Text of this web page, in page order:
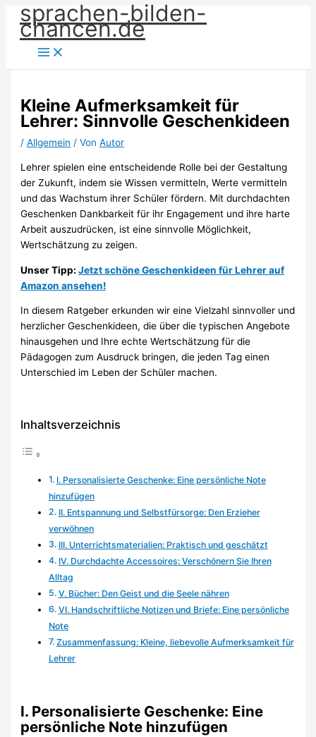
Zum
Inhalt
springen
sprachen-bilden-
chancen.de
Kleine Aufmerksamkeit für
Lehrer: Sinnvolle Geschenkideen
/Allgemein / VonAutor
Lehrer spielen eine entscheidende Rolle bei der Gestaltung
der Zukunft, indem sie Wissen vermitteln, Werte vermitteln
und das Wachstum ihrer Schüler fördern. Mit durchdachten
Geschenken Dankbarkeit für ihr Engagement und ihre harte
Arbeit auszudrücken, ist eine sinnvolle Möglichkeit,
Wertschätzung zu zeigen.
Unser Tipp:Jetzt schöne Geschenkideen für Lehrer auf
Amazon ansehen!
In diesem Ratgeber erkunden wir eine Vielzahl sinnvoller und
herzlicher Geschenkideen, die über die typischen Angebote
hinausgehen und Ihre echte Wertschätzung für die
Pädagogen zum Ausdruck bringen, die jeden Tag einen
Unterschied im Leben der Schüler machen.
Inhaltsverzeichnis
I. Personalisierte Geschenke: Eine persönliche Note
hinzufügen
II. Entspannung und Selbstfürsorge: Den Erzieher
verwöhnen
III. Unterrichtsmaterialien: Praktisch und geschätzt
IV. Durchdachte Accessoires: Verschönern Sie Ihren
Alltag
V. Bücher: Den Geist und die Seele nähren
VI. Handschriftliche Notizen und Briefe: Eine persönliche
Note
Zusammenfassung: Kleine, liebevolle Aufmerksamkeit für
Lehrer
I. Personalisierte Geschenke: Eine
persönliche Note hinzufügen